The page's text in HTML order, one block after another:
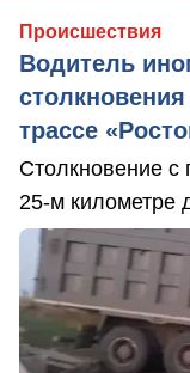
Происшествия
Водитель
трассе
Столкновение с
25-м километре